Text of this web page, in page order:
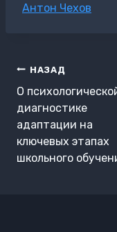
Метки
Антон Чехов
Навигация
по
записям
НАЗАД
О
диагностике
адаптации на
ключевых этапах
школьного